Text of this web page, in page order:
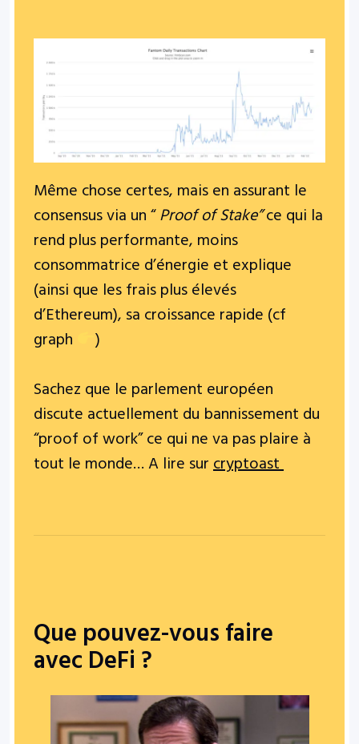
Même chose certes, mais enassurant le
consensus via un “Proof of Stake”ce qui la
rendplus performante, moins
consommatrice d’énergie et explique
(ainsi que les frais plus élevés
d’Ethereum), sa croissance rapide (cf
graph
)
Sachez que le parlement européen
discute actuellement du bannissement du
“proof of work” ce qui ne va pas plaire à
tout le monde… A lire surcryptoast
Que pouvez-vous faire
avec DeFi ?